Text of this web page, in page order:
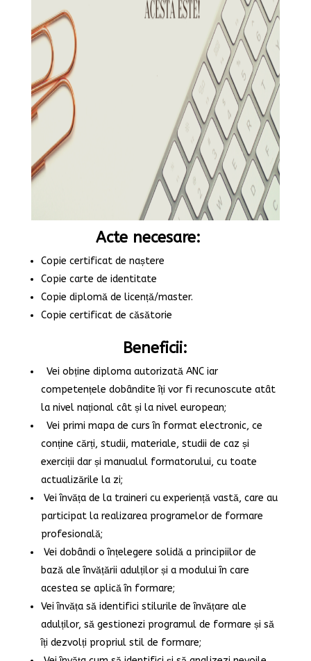
Acte necesare:
Copie certificat de naștere
Copie carte de identitate
Copie diplomă de licență/master.
Copie certificat de căsătorie
Beneficii:
Vei obține diploma autorizată ANC iar
competențele dobândite îți vor fi recunoscute atât
la nivel național cât și la nivel european;
Vei primi mapa de curs în format electronic, ce
conține cărți, studii, materiale, studii de caz și
exerciții dar și manualul formatorului, cu toate
actualizările la zi;
Vei învăța de la traineri cu experiență vastă, care au
participat la realizarea programelor de formare
profesională;
Vei dobândi o înțelegere solidă a principiilor de
bază ale învățării adulților și a modului în care
acestea se aplică în formare;
Vei învăța să identifici stilurile de învățare ale
adulților, să gestionezi programul de formare și să
îți dezvolți propriul stil de formare;